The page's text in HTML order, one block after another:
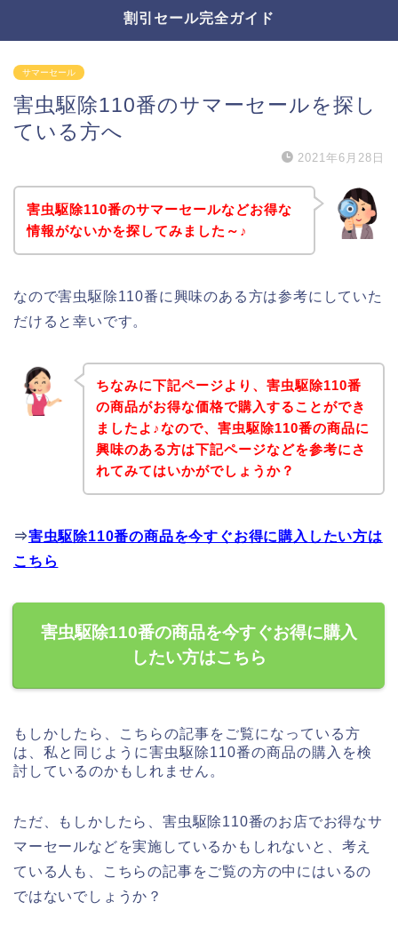
割引セール完全ガイド
サマーセール
害虫駆除110番のサマーセールを探し
ている方へ
2021年6月28日
害虫駆除110番のサマーセールなどお得な
情報がないかを探してみました～♪
なので害虫駆除110番に興味のある方は参考にしていた
だけると幸いです。
ちなみに下記ページより、害虫駆除110番
の商品がお得な価格で購入することができ
ましたよ♪なので、害虫駆除110番の商品に
興味のある方は下記ページなどを参考にさ
れてみてはいかがでしょうか？
⇒害虫駆除110番の商品を今すぐお得に購入したい方は
こちら
害虫駆除110番の商品を今すぐお得に購入
したい方はこちら
もしかしたら、こちらの記事をご覧になっている方
は、私と同じように害虫駆除110番の商品の購入を検
討しているのかもしれません。
ただ、もしかしたら、害虫駆除110番のお店でお得なサ
マーセールなどを実施しているかもしれないと、考え
ている人も、こちらの記事をご覧の方の中にはいるの
ではないでしょうか？